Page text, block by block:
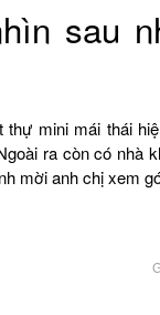
sau
thự mini mái thái
ra còn có nhà
mời anh chị xem